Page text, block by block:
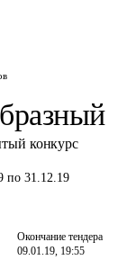
конкурс
по 31.12.19
Окончание тендера
09.01.19, 19:55